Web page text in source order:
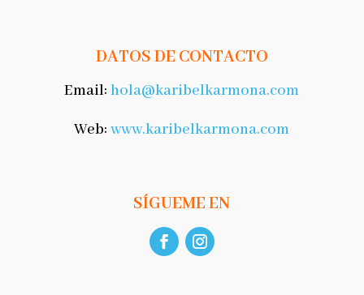
DATOS DE CONTACTO
Email:hola@karibelkarmona.com
Web:www.karibelkarmona.com
SÍGUEME EN